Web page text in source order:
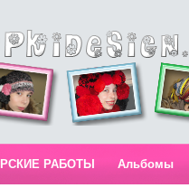
РАБОТЫ Альбомы